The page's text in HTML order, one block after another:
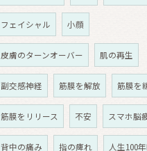
フェイシャル 小顔
皮膚のターンオーバー 肌の再生
副交感神経 筋膜を解放 筋膜を
筋膜をリリース 不安 スマホ脳
背中の痛み 指の痺れ 人生100